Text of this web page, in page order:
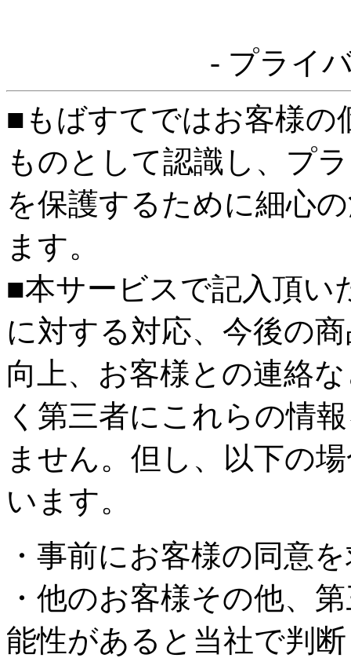
- プライ
■もばすてではお客様の
ものとして認識し、プ
を保護するために細心
ます。
■本サービスで記入頂い
に対する対応、今後の
向上、お客様との連絡
く第三者にこれらの情
ません。但し、以下の
います。
・事前にお客様の同意
・他のお客様その他、
能性があると当社で判